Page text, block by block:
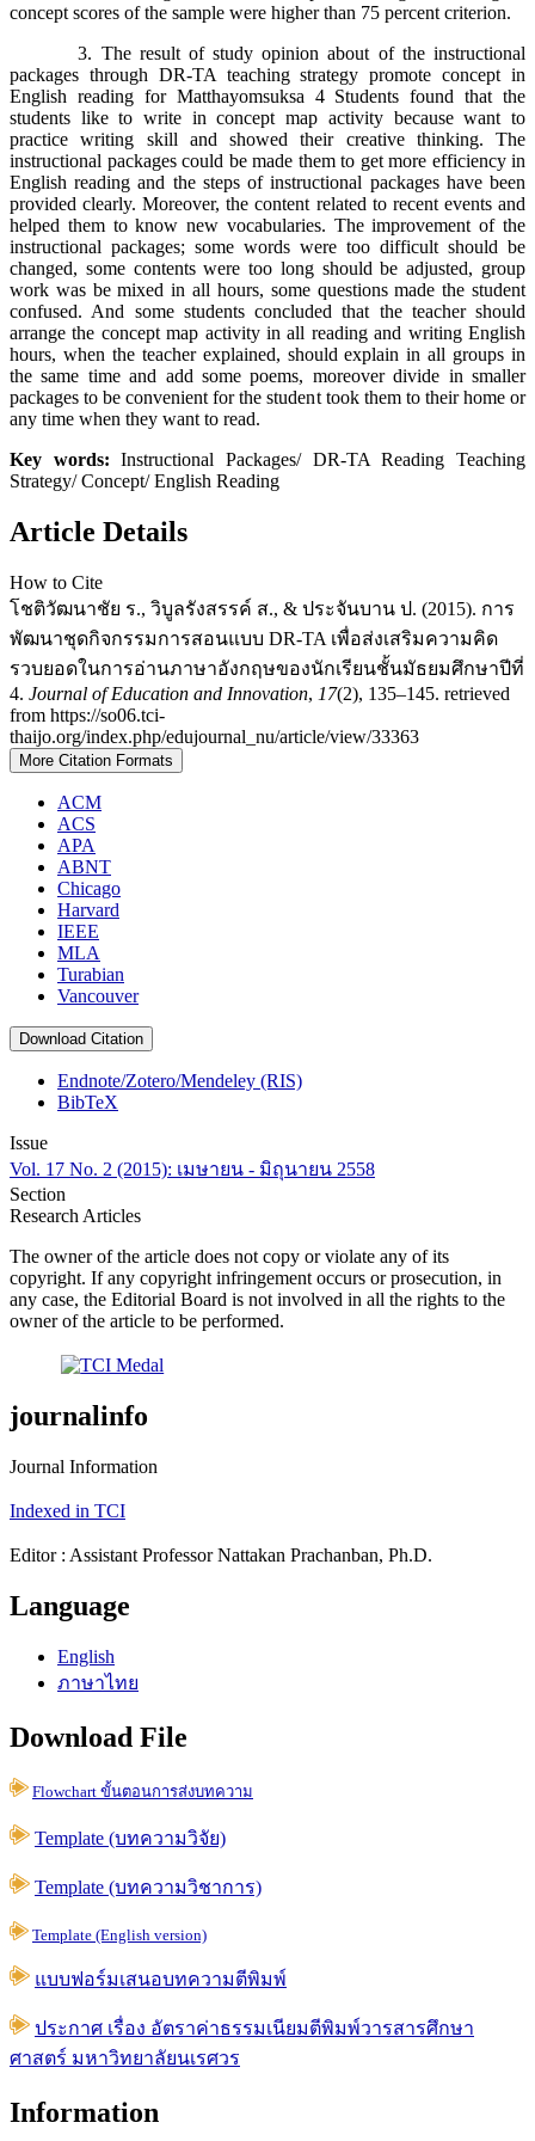
concept scores of the sample were higher than 75 percent criterion.
3. The result of study opinion about of the instructional
packages through DR-TA teaching strategy promote concept in
English reading for Matthayomsuksa 4 Students found that the
students like to write in concept map activity because want to
practice writing skill and showed their creative thinking. The
instructional packages could be made them to get more efficiency in
English reading and the steps of instructional packages have been
provided clearly. Moreover, the content related to recent events and
helped them to know new vocabularies. The improvement of the
instructional packages; some words were too difficult should be
changed, some contents were too long should be adjusted, group
work was be mixed in all hours, some questions made the student
confused. And some students concluded that the teacher should
arrange the concept map activity in all reading and writing English
hours, when the teacher explained, should explain in all groups in
the same time and add some poems, moreover divide in smaller
packages to be convenient for the student took them to their home or
any time when they want to read.
Key words: Instructional Packages/ DR-TA Reading Teaching
Strategy/ Concept/ English Reading
Article Details
How to Cite
โชติวัฒนาชัย ร., วิบูลรังสรรค์ ส., & ประจันบาน ป. (2015). การ
พัฒนาชุดกิจกรรมการสอนแบบ DR-TA เพื่อส่งเสริมความคิด
รวบยอดในการอ่านภาษาอังกฤษของนักเรียนชั้นมัธยมศึกษาปีที่
4. Journal of Education and Innovation, 17(2), 135–145. retrieved
from https://so06.tci-
thaijo.org/index.php/edujournal_nu/article/view/33363
More Citation Formats
ACM
ACS
APA
ABNT
Chicago
Harvard
IEEE
MLA
Turabian
Vancouver
Download Citation
Endnote/Zotero/Mendeley (RIS)
BibTeX
Issue
Vol. 17 No. 2 (2015): เมษายน - มิถุนายน 2558
Section
Research Articles
The owner of the article does not copy or violate any of its
copyright. If any copyright infringement occurs or prosecution, in
any case, the Editorial Board is not involved in all the rights to the
owner of the article to be performed.
journalinfo
Journal Information
Indexed in TCI
Editor : Assistant Professor Nattakan Prachanban, Ph.D.
Language
English
ภาษาไทย
Download File
Flowchart ขั้นตอนการส่งบทความ
Template (บทความวิจัย)
Template (บทความวิชาการ)
Template (English version)
แบบฟอร์มเสนอบทความตีพิมพ์
ประกาศ เรื่อง อัตราค่าธรรมเนียมตีพิมพ์วารสารศึกษา
ศาสตร์ มหาวิทยาลัยนเรศวร
Information